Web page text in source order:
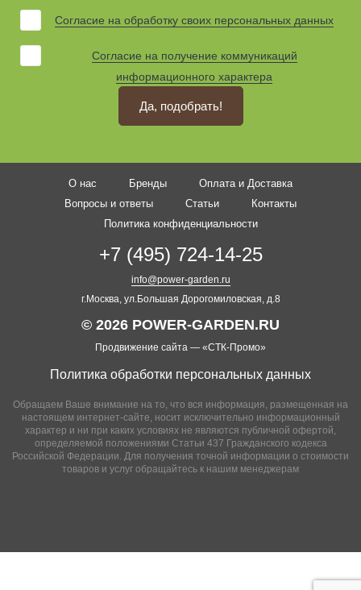
Согласие на обработку своих персональных данных
Согласие на получение коммуникаций
информационного характера
Да, подобрать!
О нас Бренды
Оплата и Доставка
Вопросы и ответы
Статьи
Контакты
Политика конфиденциальности
+7 (495) 724-14-25
info@power-garden.ru
г.Москва, ул.Большая Дорогомиловская, д.8
Обращаем Ваше внимание на то, что вся информация, размещенная на
настоящем интернет-сайте, носит исключительно информационный
характер и ни при каких условиях не являются публичной офертой,
определяемой положениями Статьи 437 Гражданского кодекса
Российской Федерации. Для получения точной информации о стоимости
товаров и услуг обращайтесь к нашим менеджерам
© 2026 POWER-GARDEN.RU
Продвижение сайта — «СТК-Промо»
Политика обработки персональных данных